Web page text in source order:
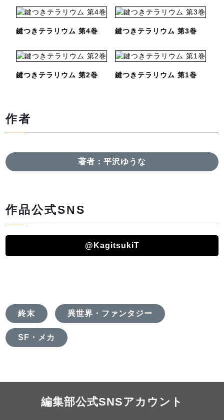
鍵つきテラリウム 第4巻 鍵つきテラリウム 第3巻
鍵つきテラリウム 第2巻 鍵つきテラリウム 第1巻
作者
著者：平沢ゆうな
作品公式SNS
@KagitsukiT
終末 異世界・ファンタジー
SF・メカ
編集部公式SNSアカウント